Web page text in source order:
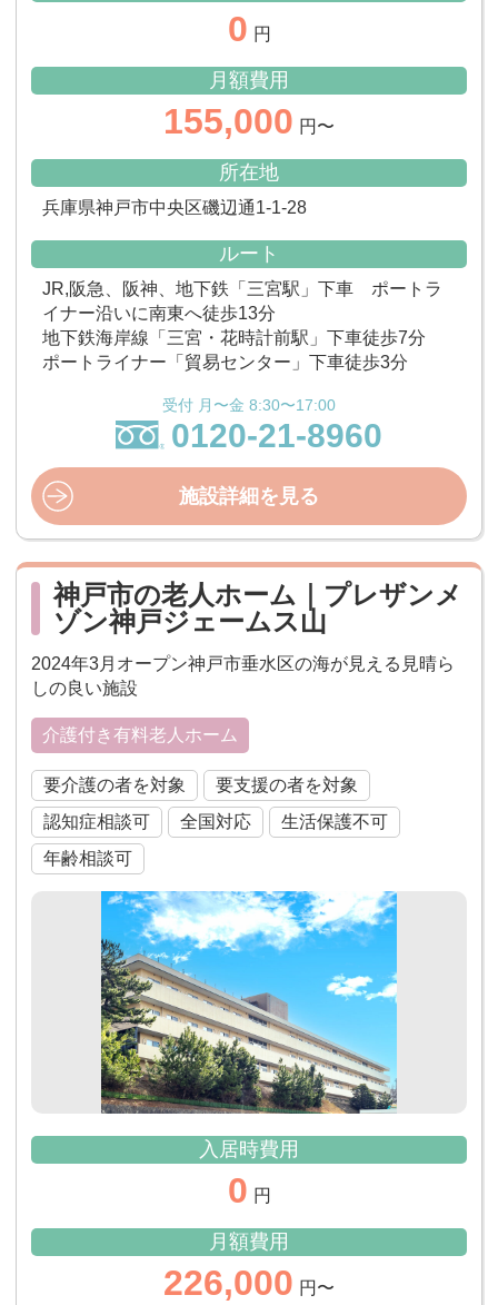
0 円
月額費用
155,000 円〜
所在地
兵庫県神戸市中央区磯辺通1-1-28
ルート
JR,阪急、阪神、地下鉄「三宮駅」下車 ポートラ
イナー沿いに南東へ徒歩13分
地下鉄海岸線「三宮・花時計前駅」下車徒歩7分
ポートライナー「貿易センター」下車徒歩3分
受付 月〜金 8:30〜17:00
0120-21-8960
施設詳細を見る
神戸市の老人ホーム｜プレザンメ
ゾン神戸ジェームス山
2024年3月オープン神戸市垂水区の海が見える見晴ら
しの良い施設
介護付き有料老人ホーム
要介護の者を対象
要支援の者を対象
認知症相談可
全国対応
生活保護不可
年齢相談可
入居時費用
0 円
月額費用
226,000 円〜